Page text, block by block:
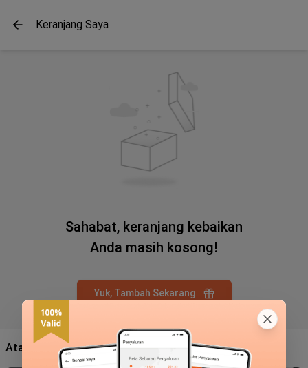
Keranjang Saya
Sahabat, keranjang kebaikan
Anda masih kosong!
Yuk, Tambah Sekarang
Atau Pilih Program Unggulan Kami